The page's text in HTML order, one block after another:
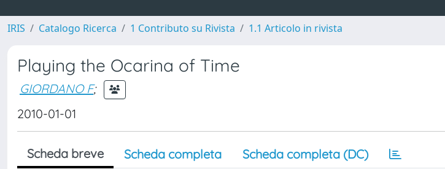
IRIS Catalogo Ricerca 1 Contributo su Rivista 1.1 Articolo in rivista
Playing the Ocarina of Time
GIORDANO F;
2010-01-01
Scheda breve Scheda completa Scheda completa (DC)